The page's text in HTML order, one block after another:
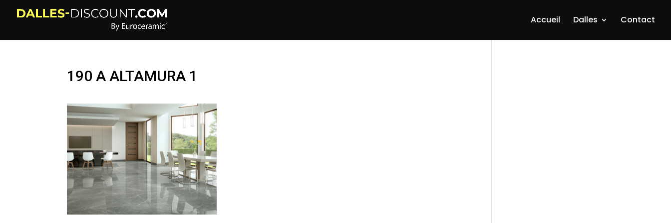
Accueil Dalles Contact
190 A ALTAMURA 1